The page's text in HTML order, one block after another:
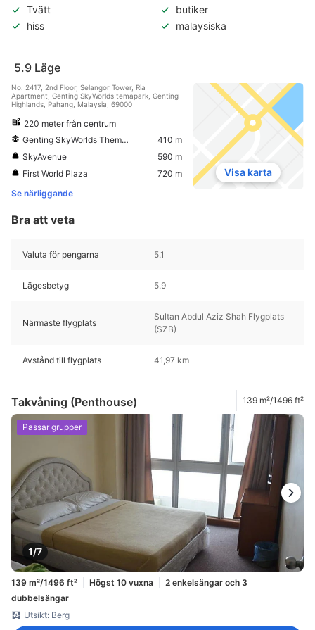
Tvätt
butiker
hiss
malaysiska
5.9 Läge
No. 2417, 2nd Floor, Selangor Tower, Ria
Apartment, Genting SkyWorlds temapark, Genting
Highlands, Pahang, Malaysia, 69000
220 meter från centrum
Genting SkyWorlds Theme Park
410 m
SkyAvenue
590 m
First World Plaza
720 m
Se närliggande
Visa karta
Bra att veta
Valuta för pengarna 5.1
Lägesbetyg 5.9
Närmaste flygplats
Sultan Abdul Aziz Shah Flygplats
(SZB)
Avstånd till flygplats 41,97 km
Takvåning (Penthouse) 139 m²/1496 ft²
1/7
Passar grupper
139 m²/1496 ft² Högst 10 vuxna
2 enkelsängar och 3
dubbelsängar
Utsikt: Berg